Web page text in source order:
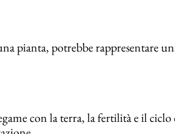
pianta, potrebbe rappresentare
con la terra, la fertilità e il ciclo